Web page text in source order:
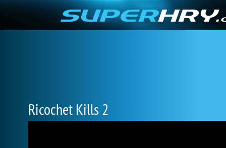
Ricochet Kills 2